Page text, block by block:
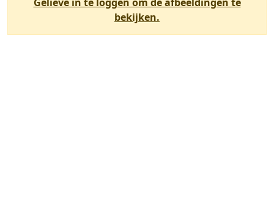
bekijken.